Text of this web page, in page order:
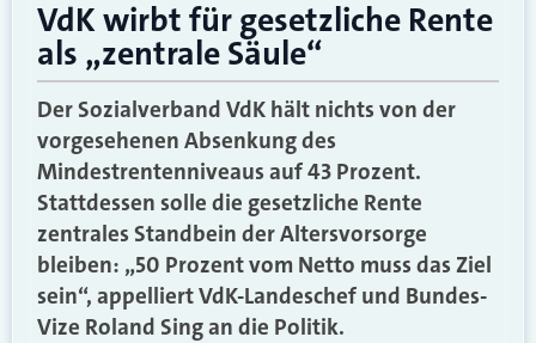
VdK wirbt für gesetzliche Rente
als „zentrale Säule“
Der Sozialverband VdK hält nichts von der
vorgesehenen Absenkung des
Mindestrentenniveaus auf 43 Prozent.
Stattdessen solle die gesetzliche Rente
zentrales Standbein der Altersvorsorge
bleiben: „50 Prozent vom Netto muss das Ziel
sein“, appelliert VdK-Landeschef und Bundes-
Vize Roland Sing an die Politik.